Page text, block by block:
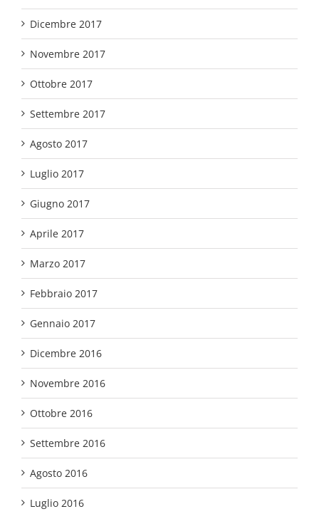
Dicembre 2017
Novembre 2017
Ottobre 2017
Settembre 2017
Agosto 2017
Luglio 2017
Giugno 2017
Aprile 2017
Marzo 2017
Febbraio 2017
Gennaio 2017
Dicembre 2016
Novembre 2016
Ottobre 2016
Settembre 2016
Agosto 2016
Luglio 2016